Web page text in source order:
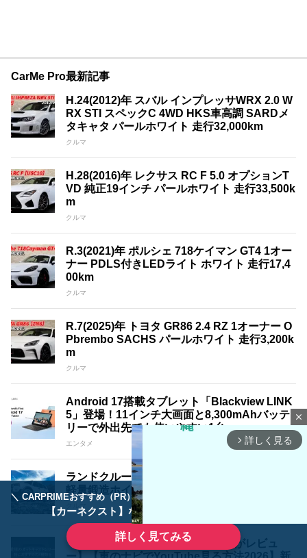
＼ CARPRIMEおすすめ（PR） ／
【カーネクスト】ならどんなクルマも高価買取
詳しく見てみる
CarMe Pro最新記事
H.24(2012)年 スバル インプレッサWRX 2.0 W
RX STI スペックC 4WD HKS車高調 SARDメ
タキャタ パールホワイト 走行32,000km
クルマ
H.28(2016)年 レクサス RC F 5.0 オプションT
VD 純正19インチ パールホワイト 走行33,500k
m
クルマ
R.3(2021)年 ポルシェ 718ケイマン GT4 1オー
ナー PDLS付きLEDライト ホワイト 走行17,4
00km
クルマ
R.7(2025)年 トヨタ GR86 2.4 RZ 1オーナー O
Pbrembo SACHS パールホワイト 走行3,200k
m
クルマ
Android 17搭載タブレット「Blackview LINK
5」登場！11インチ大画面と8,300mAhバッテ
リーで外出先でも使いやすい1台
エンタメ
ランドクルーザー250を三様に魅せる18インチ
軽量鍛造ホイール｢A･LAP｣3銘柄紹介
クルマ
【日本正規モデルをワンソクTubeがレビュ
close
arrow_forward_ios 詳しく見る